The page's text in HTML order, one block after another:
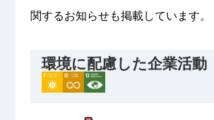
関するお知らせも掲載しています。
環境に配慮した企業活動